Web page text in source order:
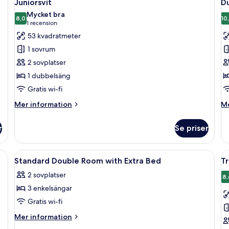
alla
foton
för
Juniorsvit
Juniorsvit
8,08,0 av 10
Mycket bra
1 recension
(1 recension)
53 kvadratmeter
1 sovrum
2 sovplatser
1 dubbelsäng
Gratis wi-fi
Mer information
Mer
Se priser
rummet och skrivbord
Öppna
alla
foton
för
Standard
Double
Minibar, värdeförvaringsskåp på
4
Standard Double Room with Extra Bed
2 sovplatser
3 enkelsängar
Gratis wi-fi
Mer information
Mer